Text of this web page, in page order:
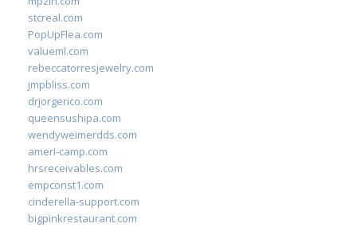
stcreal.com
PopUpFlea.com
valueml.com
rebeccatorresjewelry.com
jmpbliss.com
drjorgerico.com
queensushipa.com
wendyweimerdds.com
ameri-camp.com
hrsreceivables.com
empconst1.com
cinderella-support.com
bigpinkrestaurant.com